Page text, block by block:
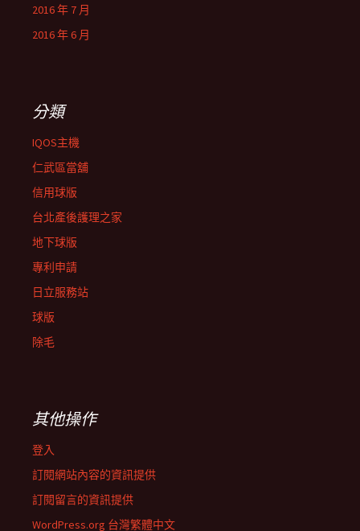
2016 年 7 月
2016 年 6 月
分類
IQOS主機
仁武區當舖
信用球版
台北產後護理之家
地下球版
專利申請
日立服務站
球版
除毛
其他操作
登入
訂閱網站內容的資訊提供
訂閱留言的資訊提供
WordPress.org 台灣繁體中文